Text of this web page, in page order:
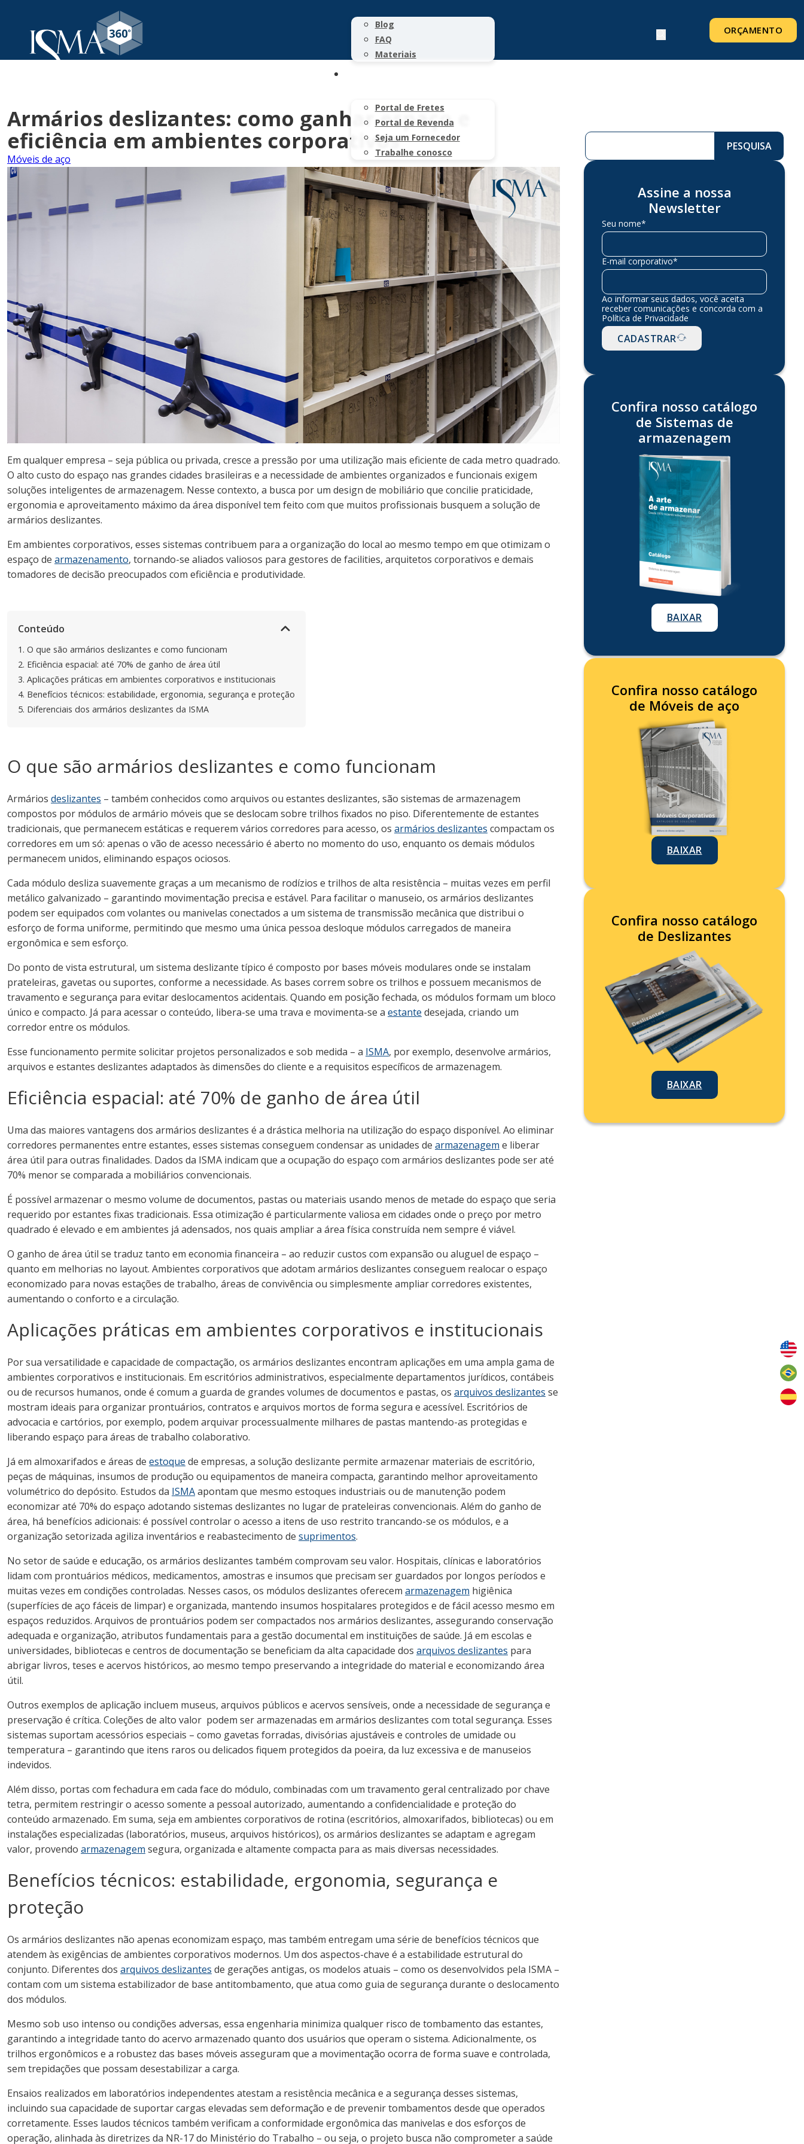
Blog
FAQ
Materiais
Portal de Fretes
Portal de Revenda
Seja um Fornecedor
Trabalhe conosco
ORÇAMENTO
Armários deslizantes: como ganhar espaço e
eficiência em ambientes corporativos
Móveis de aço
Em qualquer empresa – seja pública ou privada, cresce a pressão por uma utilização mais eficiente de cada metro quadrado.
O alto custo do espaço nas grandes cidades brasileiras e a necessidade de ambientes organizados e funcionais exigem
soluções inteligentes de armazenagem. Nesse contexto, a busca por um design de mobiliário que concilie praticidade,
ergonomia e aproveitamento máximo da área disponível tem feito com que muitos profissionais busquem a solução de
armários deslizantes.
Em ambientes corporativos, esses sistemas contribuem para a organização do local ao mesmo tempo em que otimizam o
espaço de armazenamento, tornando-se aliados valiosos para gestores de facilities, arquitetos corporativos e demais
tomadores de decisão preocupados com eficiência e produtividade.
Conteúdo
1. O que são armários deslizantes e como funcionam
2. Eficiência espacial: até 70% de ganho de área útil
3. Aplicações práticas em ambientes corporativos e institucionais
4. Benefícios técnicos: estabilidade, ergonomia, segurança e proteção
5. Diferenciais dos armários deslizantes da ISMA
O que são armários deslizantes e como funcionam
Armários deslizantes – também conhecidos como arquivos ou estantes deslizantes, são sistemas de armazenagem
compostos por módulos de armário móveis que se deslocam sobre trilhos fixados no piso. Diferentemente de estantes
tradicionais, que permanecem estáticas e requerem vários corredores para acesso, os armários deslizantes compactam os
corredores em um só: apenas o vão de acesso necessário é aberto no momento do uso, enquanto os demais módulos
permanecem unidos, eliminando espaços ociosos.
Cada módulo desliza suavemente graças a um mecanismo de rodízios e trilhos de alta resistência – muitas vezes em perfil
metálico galvanizado – garantindo movimentação precisa e estável. Para facilitar o manuseio, os armários deslizantes
podem ser equipados com volantes ou manivelas conectados a um sistema de transmissão mecânica que distribui o
esforço de forma uniforme, permitindo que mesmo uma única pessoa desloque módulos carregados de maneira
ergonômica e sem esforço.
Do ponto de vista estrutural, um sistema deslizante típico é composto por bases móveis modulares onde se instalam
prateleiras, gavetas ou suportes, conforme a necessidade. As bases correm sobre os trilhos e possuem mecanismos de
travamento e segurança para evitar deslocamentos acidentais. Quando em posição fechada, os módulos formam um bloco
único e compacto. Já para acessar o conteúdo, libera-se uma trava e movimenta-se a estante desejada, criando um
corredor entre os módulos.
Esse funcionamento permite solicitar projetos personalizados e sob medida – a ISMA, por exemplo, desenvolve armários,
arquivos e estantes deslizantes adaptados às dimensões do cliente e a requisitos específicos de armazenagem.
Eficiência espacial: até 70% de ganho de área útil
Uma das maiores vantagens dos armários deslizantes é a drástica melhoria na utilização do espaço disponível. Ao eliminar
corredores permanentes entre estantes, esses sistemas conseguem condensar as unidades de armazenagem e liberar
área útil para outras finalidades. Dados da ISMA indicam que a ocupação do espaço com armários deslizantes pode ser até
70% menor se comparada a mobiliários convencionais.
É possível armazenar o mesmo volume de documentos, pastas ou materiais usando menos de metade do espaço que seria
requerido por estantes fixas tradicionais. Essa otimização é particularmente valiosa em cidades onde o preço por metro
quadrado é elevado e em ambientes já adensados, nos quais ampliar a área física construída nem sempre é viável.
O ganho de área útil se traduz tanto em economia financeira – ao reduzir custos com expansão ou aluguel de espaço –
quanto em melhorias no layout. Ambientes corporativos que adotam armários deslizantes conseguem realocar o espaço
economizado para novas estações de trabalho, áreas de convivência ou simplesmente ampliar corredores existentes,
aumentando o conforto e a circulação.
Aplicações práticas em ambientes corporativos e institucionais
Por sua versatilidade e capacidade de compactação, os armários deslizantes encontram aplicações em uma ampla gama de
ambientes corporativos e institucionais. Em escritórios administrativos, especialmente departamentos jurídicos, contábeis
ou de recursos humanos, onde é comum a guarda de grandes volumes de documentos e pastas, os arquivos deslizantes se
mostram ideais para organizar prontuários, contratos e arquivos mortos de forma segura e acessível. Escritórios de
advocacia e cartórios, por exemplo, podem arquivar processualmente milhares de pastas mantendo-as protegidas e
liberando espaço para áreas de trabalho colaborativo.
Já em almoxarifados e áreas de estoque de empresas, a solução deslizante permite armazenar materiais de escritório,
peças de máquinas, insumos de produção ou equipamentos de maneira compacta, garantindo melhor aproveitamento
volumétrico do depósito. Estudos da ISMAapontam que mesmo estoques industriais ou de manutenção podem
economizar até 70% do espaço adotando sistemas deslizantes no lugar de prateleiras convencionais. Além do ganho de
área, há benefícios adicionais: é possível controlar o acesso a itens de uso restrito trancando-se os módulos, e a
organização setorizada agiliza inventários e reabastecimento de suprimentos.
No setor de saúde e educação, os armários deslizantes também comprovam seu valor. Hospitais, clínicas e laboratórios
lidam com prontuários médicos, medicamentos, amostras e insumos que precisam ser guardados por longos períodos e
muitas vezes em condições controladas. Nesses casos, os módulos deslizantes oferecem armazenagem higiênica
(superfícies de aço fáceis de limpar) e organizada, mantendo insumos hospitalares protegidos e de fácil acesso mesmo em
espaços reduzidos. Arquivos de prontuários podem ser compactados nos armários deslizantes, assegurando conservação
adequada e organização, atributos fundamentais para a gestão documental em instituições de saúde. Já em escolas e
universidades, bibliotecas e centros de documentação se beneficiam da alta capacidade dos arquivos deslizantes para
abrigar livros, teses e acervos históricos, ao mesmo tempo preservando a integridade do material e economizando área
útil.
Outros exemplos de aplicação incluem museus, arquivos públicos e acervos sensíveis, onde a necessidade de segurança e
preservação é crítica. Coleções de alto valor podem ser armazenadas em armários deslizantes com total segurança. Esses
sistemas suportam acessórios especiais – como gavetas forradas, divisórias ajustáveis e controles de umidade ou
temperatura – garantindo que itens raros ou delicados fiquem protegidos da poeira, da luz excessiva e de manuseios
indevidos.
Além disso, portas com fechadura em cada face do módulo, combinadas com um travamento geral centralizado por chave
tetra, permitem restringir o acesso somente a pessoal autorizado, aumentando a confidencialidade e proteção do
conteúdo armazenado. Em suma, seja em ambientes corporativos de rotina (escritórios, almoxarifados, bibliotecas) ou em
instalações especializadas (laboratórios, museus, arquivos históricos), os armários deslizantes se adaptam e agregam
valor, provendo armazenagem segura, organizada e altamente compacta para as mais diversas necessidades.
Benefícios técnicos: estabilidade, ergonomia, segurança e
proteção
Os armários deslizantes não apenas economizam espaço, mas também entregam uma série de benefícios técnicos que
atendem às exigências de ambientes corporativos modernos. Um dos aspectos-chave é a estabilidade estrutural do
conjunto. Diferentes dos arquivos deslizantes de gerações antigas, os modelos atuais – como os desenvolvidos pela ISMA –
contam com um sistema estabilizador de base antitombamento, que atua como guia de segurança durante o deslocamento
dos módulos.
Mesmo sob uso intenso ou condições adversas, essa engenharia minimiza qualquer risco de tombamento das estantes,
garantindo a integridade tanto do acervo armazenado quanto dos usuários que operam o sistema. Adicionalmente, os
trilhos ergonômicos e a robustez das bases móveis asseguram que a movimentação ocorra de forma suave e controlada,
sem trepidações que possam desestabilizar a carga.
Ensaios realizados em laboratórios independentes atestam a resistência mecânica e a segurança desses sistemas,
incluindo sua capacidade de suportar cargas elevadas sem deformação e de prevenir tombamentos desde que operados
corretamente. Esses laudos técnicos também verificam a conformidade ergonômica das manivelas e dos esforços de
operação, alinhada às diretrizes da NR-17 do Ministério do Trabalho – ou seja, o projeto busca não comprometer a saúde
Pesquisar ...
PESQUISA
Assine a nossa
Newsletter
Seu nome*
E-mail corporativo*
Ao informar seus dados, você aceita
receber comunicações e concorda com a
Política de Privacidade
CADASTRAR
Confira nosso catálogo
de Sistemas de
armazenagem
BAIXAR
Confira nosso catálogo
de Móveis de aço
BAIXAR
Confira nosso catálogo
de Deslizantes
BAIXAR